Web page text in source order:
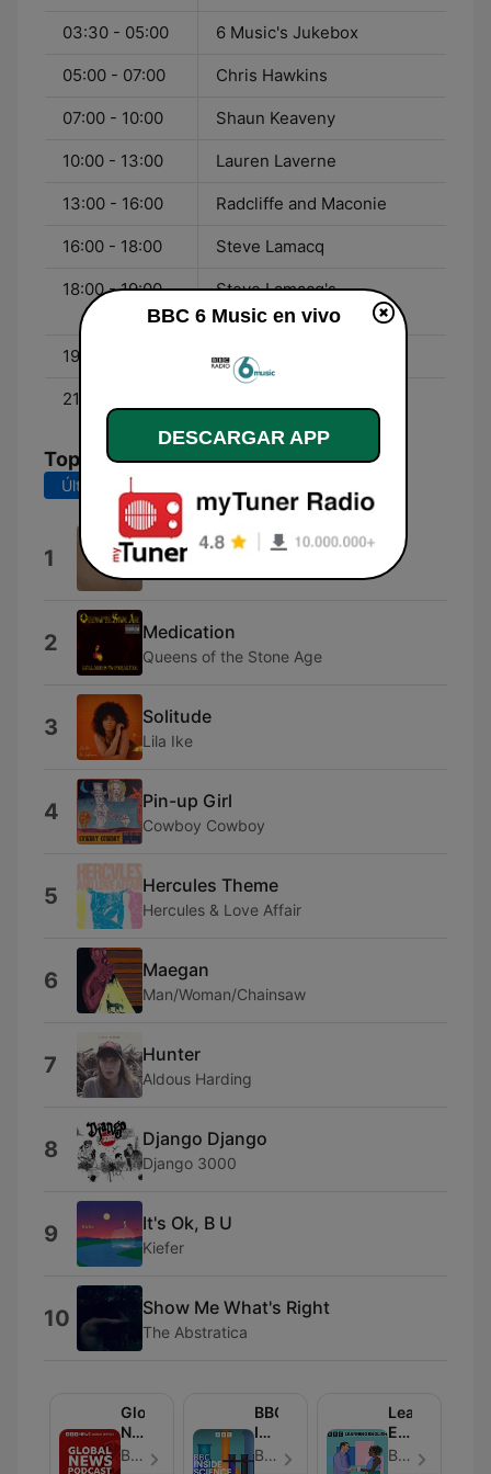
03:30 - 05:00 6 Music's Jukebox
05:00 - 07:00 Chris Hawkins
07:00 - 10:00 Shaun Keaveny
10:00 - 13:00 Lauren Laverne
13:00 - 16:00 Radcliffe and Maconie
16:00 - 18:00 Steve Lamacq
18:00 - 19:00
Steve Lamacq's
Roundtable
19:00 - 21:00 Marc Riley
21:00 - 00:00
Top Canciones
Últimos 7 días
1 I Don't Think I'll See You Soon
2 Medication
Queens of the Stone Age
3 Solitude
Lila Ike
4 Pin-up Girl
Cowboy Cowboy
5 Hercules Theme
Hercules & Love Affair
6 Maegan
Man/Woman/Chainsaw
7 Hunter
Aldous Harding
8 Django Django
Django 3000
9 It's Ok, B U
Kiefer
10 Show Me What's Right
The Abstratica
Global
News
Podcast
BBC World Service - Episodio 281
BBC
Inside
Science
BBC Radio 4 - Episodio 663
Learning
English
BBC Radio - Episodio 819
BBC 6 Music en vivo
DESCARGAR APP